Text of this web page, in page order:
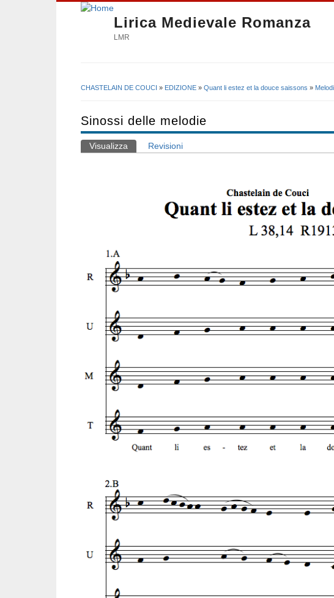
Lirica Medievale Romanza
LMR
CHASTELAIN DE COUCI » EDIZIONE » Quant li estez et la douce saissons »
Sinossi delle melodie
Schede primarie
Visualizza (scheda attiva)
Revisioni